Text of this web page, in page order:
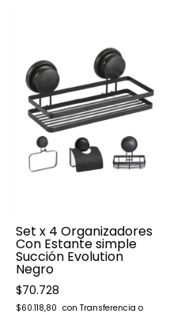
Set x 4 Organizadores
Con Estante simple
Succión Evolution
Negro
$70.728
$60.118,80